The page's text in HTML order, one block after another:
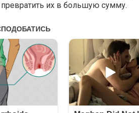
их в большую сумму.